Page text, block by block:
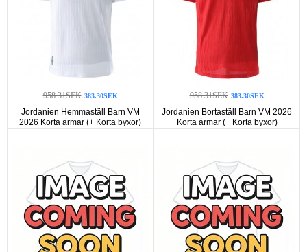
958.31SEK 383.30SEK
Jordanien Hemmaställ Barn VM
2026 Korta ärmar (+ Korta byxor)
958.31SEK 383.30SEK
Jordanien Bortaställ Barn VM 2026
Korta ärmar (+ Korta byxor)